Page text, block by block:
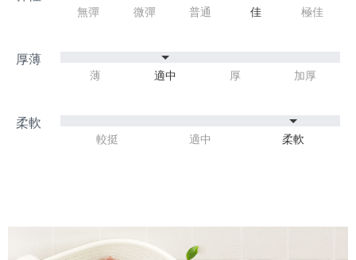
無彈 微彈 普通 佳 極佳
薄 適中 厚 加厚
較挺 適中 柔軟